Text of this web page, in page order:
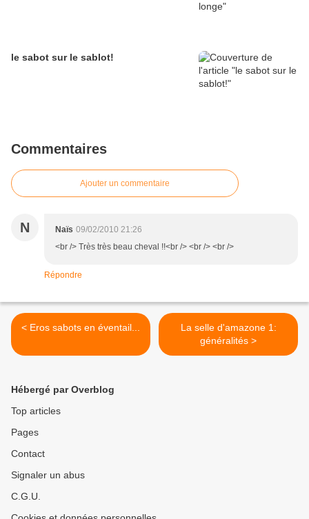
le sabot sur le sablot!
Commentaires
Ajouter un commentaire
N Naïs 09/02/2010 21:26
<br /> Très très beau cheval !!<br /> <br /> <br />
Répondre
< Eros sabots en éventail...
La selle d'amazone 1:
généralités >
Hébergé par Overblog
Top articles
Pages
Contact
Signaler un abus
C.G.U.